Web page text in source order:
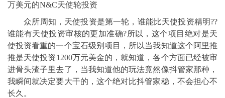
万美元的N&C天使轮投资
众所周知，天使投资是第一轮，谁能比天使投资精明??
谁能有天使投资审核的更加准确?所以，这个项目绝对是天
使投资看重的一个宝石级别项目，所以当我知道这个阿里推
推是天使投资1200万元美金的，就知道，各个方面已经被审
进骨头渣子里去了，当我知道他的玩法竟然像抖管家那种，
我瞬间就决定要大干的，这个绝对比抖管家稳，不会担心不
长久。